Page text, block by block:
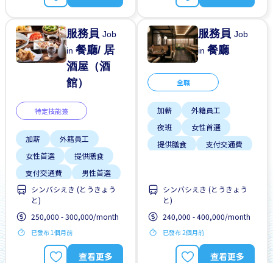
服務員Job
in餐廳/ 居
酒屋（酒
館）
特定技能簽
加薪
外籍員工
女性首選
提供膳食
支付交通費
男性首選
週末輪班
靠近車站
高收入潛能
シンバシえき (とうきょう
と)
250,000 - 300,000/month
已發布 1個月前
查看更多
服務員Job
in餐廳
全職
加薪
外籍員工
夜班
女性首選
提供膳食
支付交通費
シンバシえき (とうきょう
と)
240,000 - 400,000/month
已發布 2個月前
查看更多